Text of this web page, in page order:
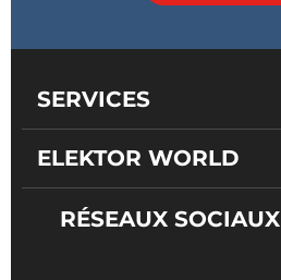
SERVICES
ELEKTOR WORLD
RÉSEAUX SOCIAUX